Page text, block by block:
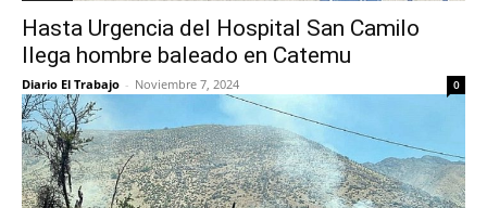
Hasta Urgencia del Hospital San Camilo
llega hombre baleado en Catemu
Diario El Trabajo - Noviembre 7, 2024 0